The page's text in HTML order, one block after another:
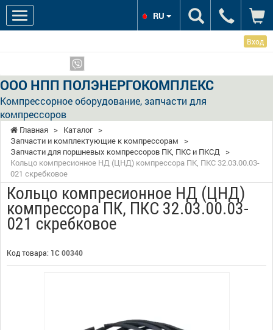
Вход
ООО НПП ПОЛЭНЕРГОКОМПЛЕКС
Компрессорное оборудование, запчасти для
компрессоров
RU
Главная > Каталог >
Запчасти и комплектующие к компрессорам
>
Запчасти для поршневых компрессоров ПК, ПКС и ПКСД >
Кольцо компресионное НД (ЦНД) компрессора ПК, ПКС 32.03.00.03-
021 скребковое
Кольцо компресионное НД (ЦНД)
компрессора ПК, ПКС 32.03.00.03-
021 скребковое
Код товара: 1С 00340